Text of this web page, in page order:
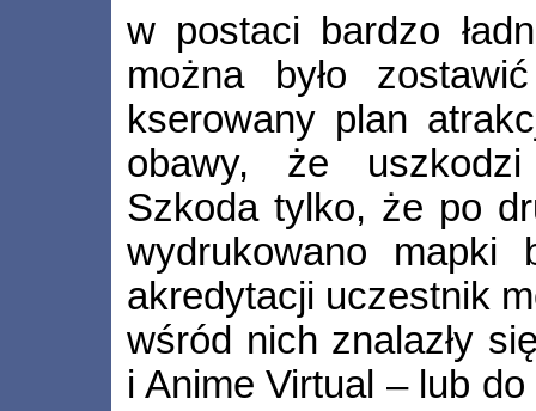
w postaci bardzo
można było
kserowany plan
obawy, że
Szkoda tylko, że po
wydrukowano mapki
akredytacji uczestnik
wśród nich znalazły
i Anime Virtual – lub